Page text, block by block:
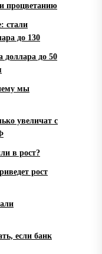
процветанию
стали
до 130
доллара до 50
мы
увеличат с
в рост?
рост
если банк